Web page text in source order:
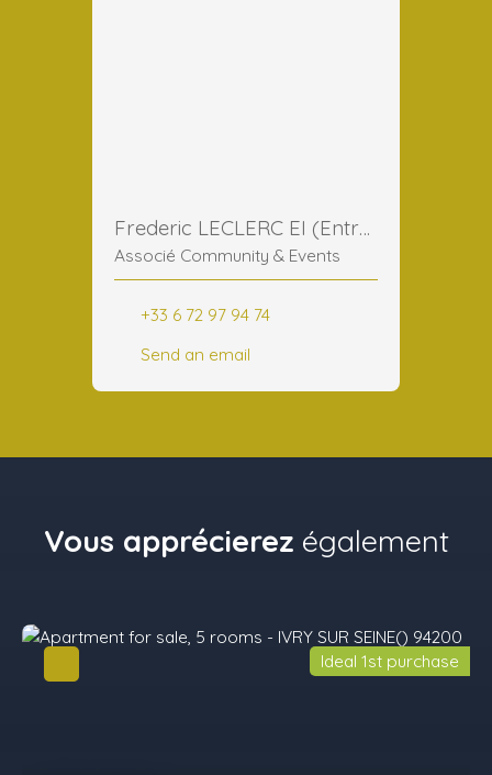
Frederic LECLERC EI (Entreprise Individuelle)
Associé Community & Events
+33 6 72 97 94 74
Send an email
Vous apprécierez également
Ideal 1st purchase